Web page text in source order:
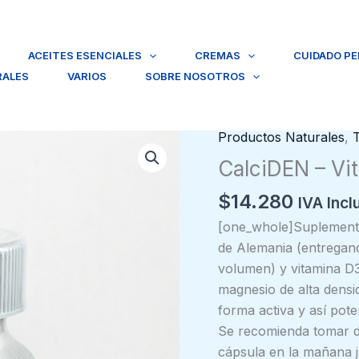
ACEITES ESENCIALES CREMAS
CUIDADO
VARIOS SOBRE NOSOTROS
Productos Naturales,
CalciDEN –
$14.280 IVA
de Alemania
volumen) y vitamina
magnesio de alta
forma activa y así
Se recomienda tomar
cápsula en la